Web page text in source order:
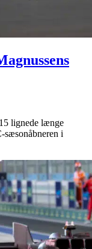
lignede længe
sæsonåbneren i